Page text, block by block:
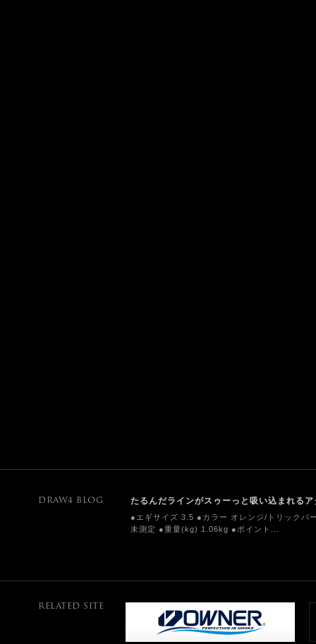
DRAW4 BLOG たるんだラインがスゥーっと吸い込まれる
●エギサイズ 3.5 ●カラー オレンジ/トリックパ
未測定 ●重量(kg) 1.06kg ●ポイント...
RELATED SITE